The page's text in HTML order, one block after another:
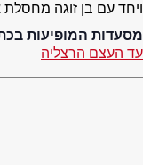
ויחד עם בן זוגה
מסעדות המופיעות
עד העצם הרצליה